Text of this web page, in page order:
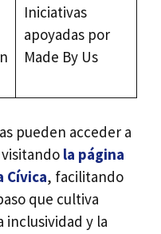
Iniciativas
apoyadas por
Made By Us
pueden acceder a
la página
Cívica, facilitando
que cultiva
inclusividad y la